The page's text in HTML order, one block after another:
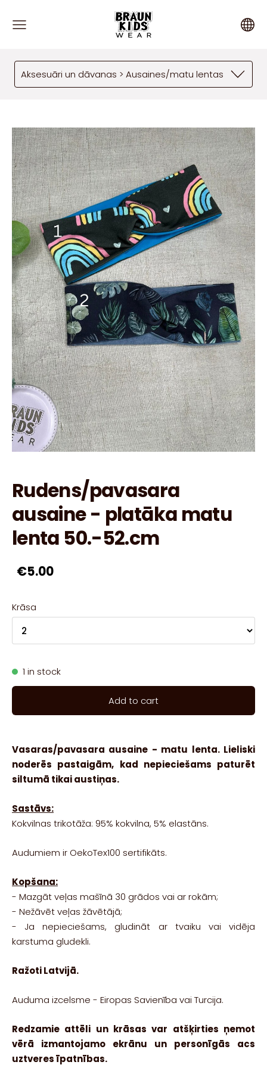
Aksesuāri un dāvanas > Ausaines/matu lentas
Rudens/pavasara
ausaine - platāka matu
lenta 50.-52.cm
€5.00
Krāsa
1 in stock
Add to cart
Vasaras/pavasara ausaine - matu lenta. Lieliski
noderēs pastaigām, kad nepieciešams paturēt
siltumā tikai austiņas.
Sastāvs:
Kokvilnas trikotāža: 95% kokvilna, 5% elastāns.
Audumiem ir OekoTex100 sertifikāts.
Kopšana:
- Mazgāt veļas mašīnā 30 grādos vai ar rokām;
- Nežāvēt veļas žāvētājā;
- Ja nepieciešams, gludināt ar tvaiku vai vidēja
karstuma gludekli.
Ražoti Latvijā.
Auduma izcelsme - Eiropas Savienība vai Turcija.
Redzamie attēli un krāsas var atšķirties ņemot
vērā izmantojamo ekrānu un personīgās acs
uztveres īpatnības.